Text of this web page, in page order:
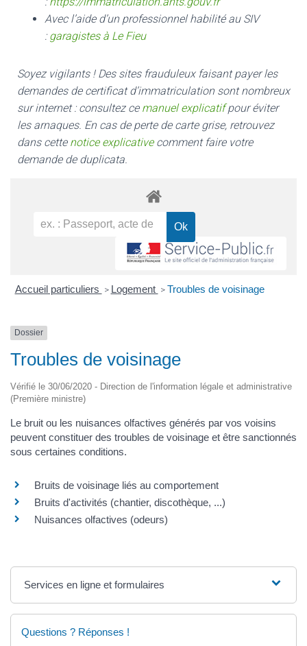
Avec l’aide d’un professionnel habilité au SIV
: garagistes à Le Fieu
Soyez vigilants ! Des sites frauduleux faisant payer les
demandes de certificat d’immatriculation sont nombreux
sur internet : consultez ce manuel explicatifpour éviter
les arnaques. En cas de perte de carte grise, retrouvez
dans cette notice explicativecomment faire votre
demande de duplicata.
Accueil particuliers > Logement > Troubles de voisinage
Dossier
Troubles de voisinage
Vérifié le 30/06/2020 - Direction de l'information légale et administrative
(Première ministre)
Le bruit ou les nuisances olfactives générés par vos voisins
peuvent constituer des troubles de voisinage et être sanctionnés
sous certaines conditions.
Bruits de voisinage liés au comportement
Bruits d'activités (chantier, discothèque, ...)
Nuisances olfactives (odeurs)
Services en ligne et formulaires
Questions ? Réponses !